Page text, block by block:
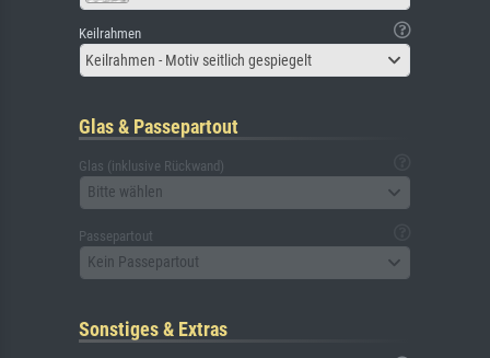
Keilrahmen
Keilrahmen - Motiv seitlich gespiegelt
Glas & Passepartout
Glas (inklusive Rückwand)
Bitte wählen
Passepartout
Kein Passepartout
Sonstiges & Extras